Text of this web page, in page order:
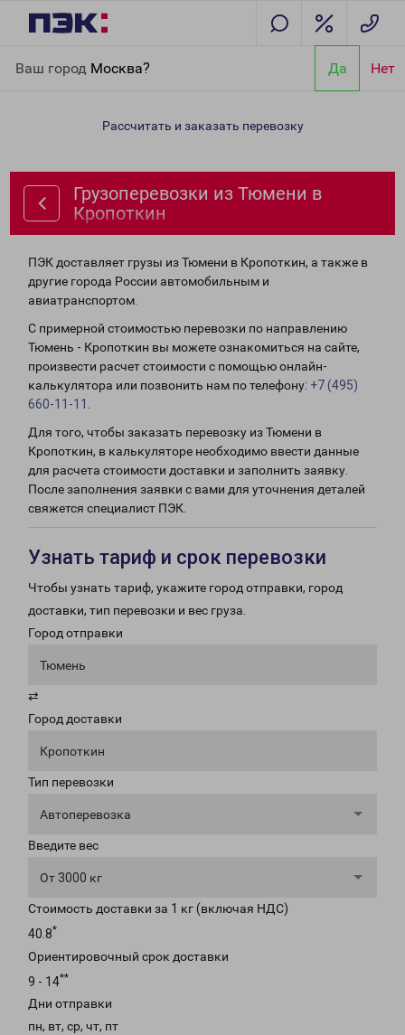
Ваш город Москва? Да Нет
Кропоткин
Рассчитать и заказать перевозку
Грузоперевозки из Тюмени в
Кропоткин
ПЭК доставляет грузы из Тюмени в Кропоткин, а также в
другие города России автомобильным и
авиатранспортом.
С примерной стоимостью перевозки по направлению
Тюмень - Кропоткин вы можете ознакомиться на сайте,
произвести расчет стоимости с помощью онлайн-
калькулятора или позвонить нам по телефону: +7 (495)
660-11-11
Для того, чтобы заказать перевозку из Тюмени в
Кропоткин, в калькуляторе необходимо ввести данные
для расчета стоимости доставки и заполнить заявку.
После заполнения заявки с вами для уточнения деталей
свяжется специалист ПЭК.
Узнать тариф и срок перевозки
Чтобы узнать тариф, укажите город отправки, город
доставки, тип перевозки и вес груза.
Город отправки
Тюмень
⇄
Город доставки
Кропоткин
Тип перевозки
Автоперевозка
Введите вес
От 3000 кг
Стоимость доставки за 1 кг (включая НДС)
40.8*
Ориентировочный срок доставки
9 - 14**
Дни отправки
пн, вт, ср, чт, пт